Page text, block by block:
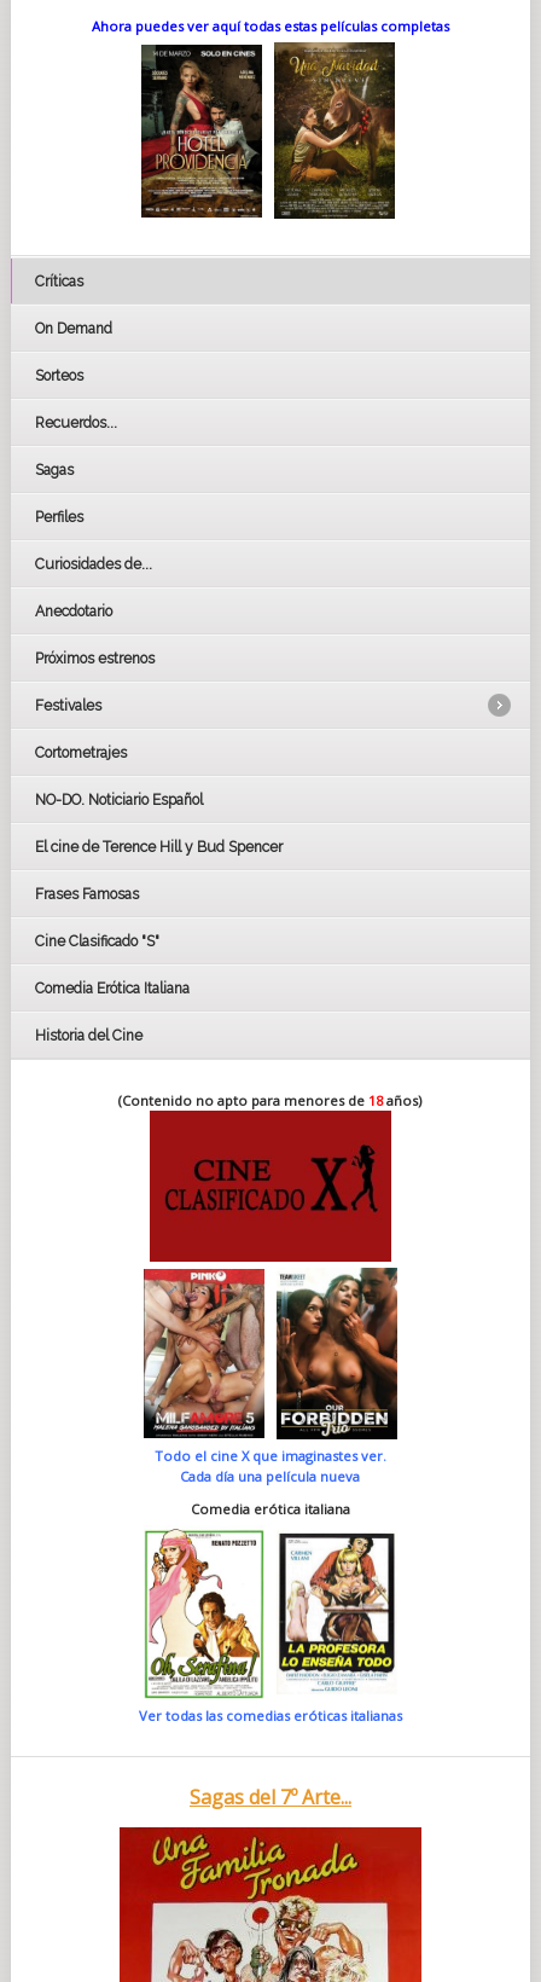
Ahora puedes ver aquí todas estas películas completas
Críticas
On Demand
Sorteos
Recuerdos...
Sagas
Perfiles
Curiosidades de...
Anecdotario
Próximos estrenos
Festivales
LOS OSCARS
GOYAS
BAFTA
Cortometrajes
NO-DO. Noticiario Español
El cine de Terence Hill y Bud Spencer
Frases Famosas
Cine Clasificado "S"
Comedia Erótica Italiana
Historia del Cine
(Contenido no apto para menores de 18años)
Todo el cine X que imaginastes ver.
Cada día una película nueva
Comedia erótica italiana
Ver todas las comedias eróticas italianas
Sagas del 7º Arte...